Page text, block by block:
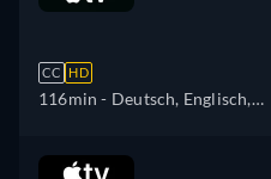
CC HD
116min - Deutsch, Englisch,